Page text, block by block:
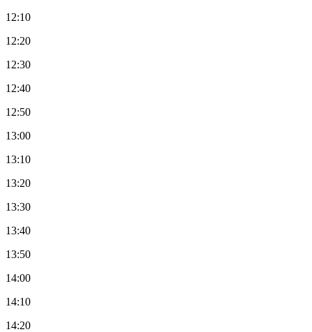
12:10
12:20
12:30
12:40
12:50
13:00
13:10
13:20
13:30
13:40
13:50
14:00
14:10
14:20